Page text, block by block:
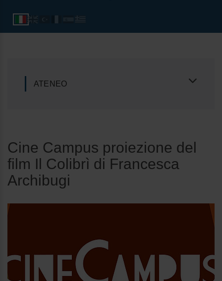
ATENEO
Cine Campus proiezione del
film Il Colibrì di Francesca
Archibugi